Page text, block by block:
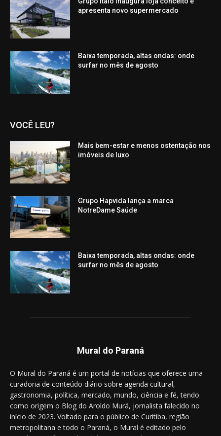
apresenta novo supermercado
Baixa temporada, altas ondas: onde
surfar no mês de agosto
VOCÊ LEU?
Mais bem-estar e menos ostentação nos
imóveis de luxo
Grupo Hapvida lança a marca
NotreDame Saúde
Baixa temporada, altas ondas: onde
surfar no mês de agosto
Mural do Paraná
O Mural do Paraná é um portal de notícias que oferece uma
curadoria de conteúdo diário sobre agenda cultural,
gastronomia, política, mercado, mundo, ciência e fé, tendo
como origem o Blog do Aroldo Murá, jornalista falecido no
início de 2023. Voltado para o público de Curitiba, região
metropolitana e todo o Paraná, o Mural é editado pelo